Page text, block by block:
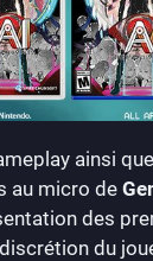
ainsi que
au micro de
des
du